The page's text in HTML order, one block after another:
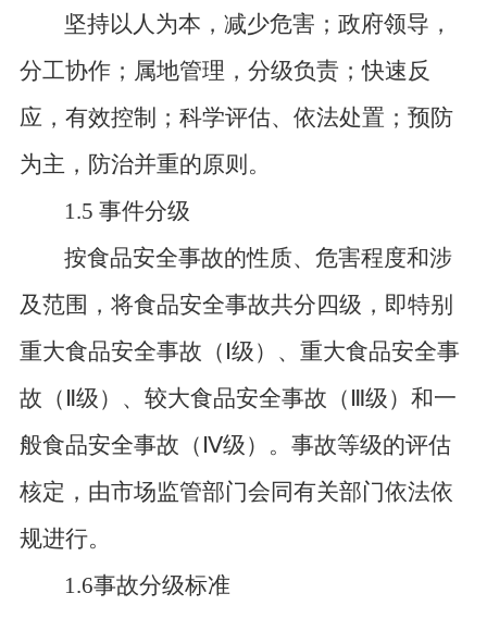
坚持以人为本，减少危害；政府领导，
分工协作；属地管理，分级负责；快速反
应，有效控制；科学评估、依法处置；预防
为主，防治并重的原则。
1.5 事件分级
按食品安全事故的性质、危害程度和涉
及范围，将食品安全事故共分四级，即特别
重大食品安全事故（ Ⅰ级）、重大食品安全事
故（ Ⅱ级）、较大食品安全事故（ Ⅲ级）和一
般食品安全事故（ Ⅳ级）。事故等级的评估
核定，由市场监管部门会同有关部门依法依
规进行。
1.6事故分级标准